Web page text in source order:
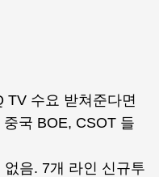
TV 수요 받쳐준다면
국 BOE, CSOT 들
음. 7개 라인 신규투